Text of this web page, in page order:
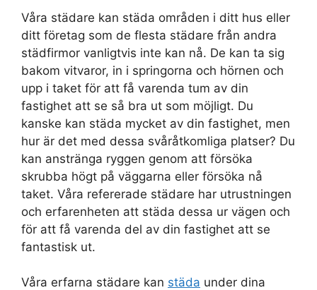
Våra städare kan städa områden i ditt hus eller
ditt företag som de flesta städare från andra
städfirmor vanligtvis inte kan nå. De kan ta sig
bakom vitvaror, in i springorna och hörnen och
upp i taket för att få varenda tum av din
fastighet att se så bra ut som möjligt. Du
kanske kan städa mycket av din fastighet, men
hur är det med dessa svåråtkomliga platser? Du
kan anstränga ryggen genom att försöka
skrubba högt på väggarna eller försöka nå
taket. Våra refererade städare har utrustningen
och erfarenheten att städa dessa ur vägen och
för att få varenda del av din fastighet att se
fantastisk ut.
Våra erfarna städare kan städa under dina